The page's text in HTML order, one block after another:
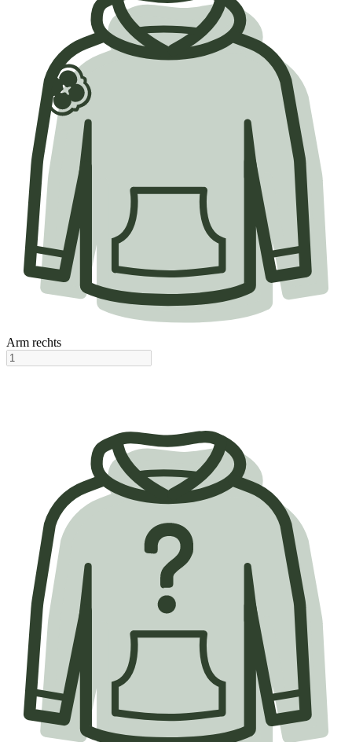
Arm rechts